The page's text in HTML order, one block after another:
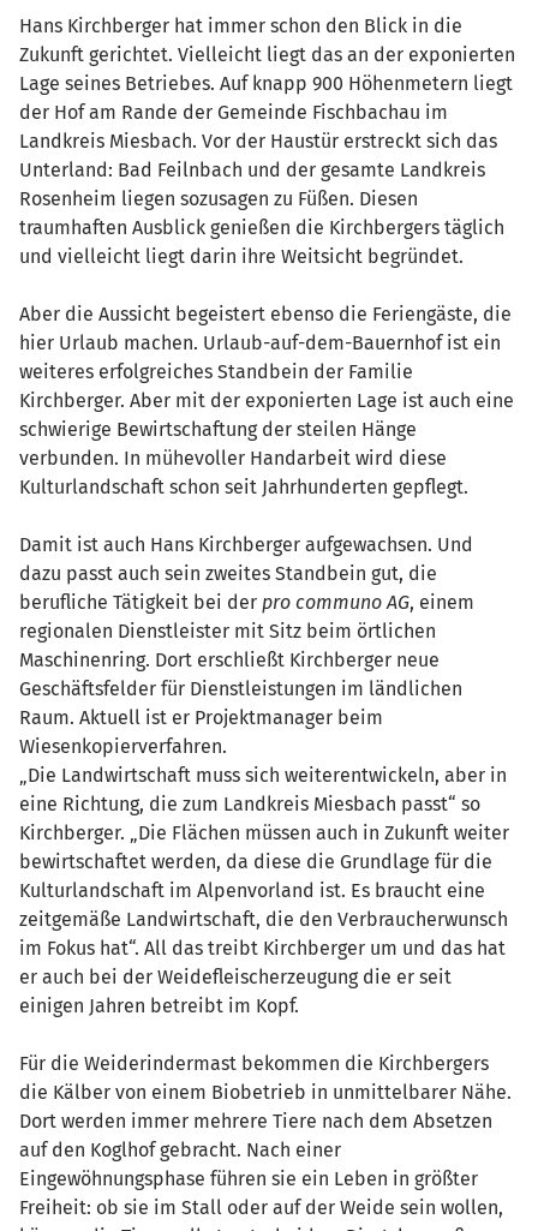
Hans Kirchberger hat immer schon den Blick in die
Zukunft gerichtet. Vielleicht liegt das an der exponierten
Lage seines Betriebes. Auf knapp 900 Höhenmetern liegt
der Hof am Rande der Gemeinde Fischbachau im
Landkreis Miesbach. Vor der Haustür erstreckt sich das
Unterland: Bad Feilnbach und der gesamte Landkreis
Rosenheim liegen sozusagen zu Füßen. Diesen
traumhaften Ausblick genießen die Kirchbergers täglich
und vielleicht liegt darin ihre Weitsicht begründet.
Aber die Aussicht begeistert ebenso die Feriengäste, die
hier Urlaub machen. Urlaub-auf-dem-Bauernhof ist ein
weiteres erfolgreiches Standbein der Familie
Kirchberger. Aber mit der exponierten Lage ist auch eine
schwierige Bewirtschaftung der steilen Hänge
verbunden. In mühevoller Handarbeit wird diese
Kulturlandschaft schon seit Jahrhunderten gepflegt.
Damit ist auch Hans Kirchberger aufgewachsen. Und
dazu passt auch sein zweites Standbein gut, die
berufliche Tätigkeit bei der pro communo AG, einem
regionalen Dienstleister mit Sitz beim örtlichen
Maschinenring. Dort erschließt Kirchberger neue
Geschäftsfelder für Dienstleistungen im ländlichen
Raum. Aktuell ist er Projektmanager beim
Wiesenkopierverfahren.
„Die Landwirtschaft muss sich weiterentwickeln, aber in
eine Richtung, die zum Landkreis Miesbach passt“ so
Kirchberger. „Die Flächen müssen auch in Zukunft weiter
bewirtschaftet werden, da diese die Grundlage für die
Kulturlandschaft im Alpenvorland ist. Es braucht eine
zeitgemäße Landwirtschaft, die den Verbraucherwunsch
im Fokus hat“. All das treibt Kirchberger um und das hat
er auch bei der Weidefleischerzeugung die er seit
einigen Jahren betreibt im Kopf.
Für die Weiderindermast bekommen die Kirchbergers
die Kälber von einem Biobetrieb in unmittelbarer Nähe.
Dort werden immer mehrere Tiere nach dem Absetzen
auf den Koglhof gebracht. Nach einer
Eingewöhnungsphase führen sie ein Leben in größter
Freiheit: ob sie im Stall oder auf der Weide sein wollen,